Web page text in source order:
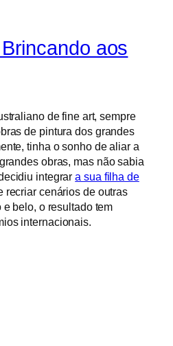
aos
de fine art, sempre
de pintura dos grandes
tinha o sonho de aliar a
obras, mas não sabia
integrara sua filha de
recriar cenários de outras
belo, o resultado tem
internacionais.